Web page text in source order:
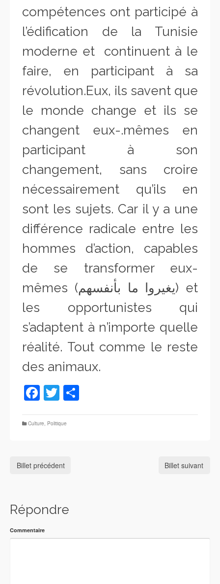
compétences ont participé à
l’édification de la Tunisie
moderne et continuent à le
faire, en participant à sa
révolution.Eux, ils savent que
le monde change et ils se
changent eux-.mêmes en
participant à son
changement, sans croire
nécessairement qu’ils en
sont les sujets. Car il y a une
différence radicale entre les
hommes d’action, capables
de se transformer eux-
mêmes (يغيروا ما بأنفسهم) et
les opportunistes qui
s’adaptent à n’importe quelle
réalité. Tout comme le reste
des animaux.
Facebook
Twitter
Culture, Politique
Billet précédent Billet suivant
Répondre
Commentaire